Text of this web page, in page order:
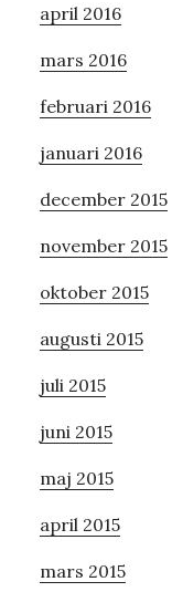
april 2016
mars 2016
februari 2016
januari 2016
december 2015
november 2015
oktober 2015
augusti 2015
juli 2015
juni 2015
maj 2015
april 2015
mars 2015